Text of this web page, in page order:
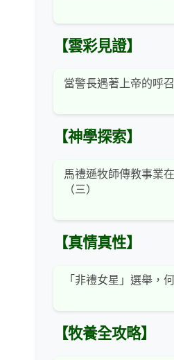
【雲彩見證】
當警長遇著上帝的呼召
【神學探索】
馬禮遜牧師傳教事業
（三）
【真情真性】
「非禮女星」選舉，
【牧養全攻略】